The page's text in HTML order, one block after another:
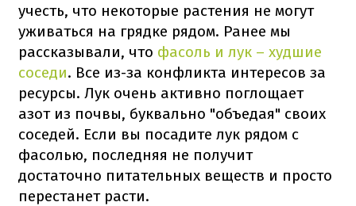
учесть, что некоторые растения не могут
уживаться на грядке рядом. Ранее мы
рассказывали, что фасоль и лук – худшие
соседи. Все из-за конфликта интересов за
ресурсы. Лук очень активно поглощает
азот из почвы, буквально "объедая" своих
соседей. Если вы посадите лук рядом с
фасолью, последняя не получит
достаточно питательных веществ и просто
перестанет расти.